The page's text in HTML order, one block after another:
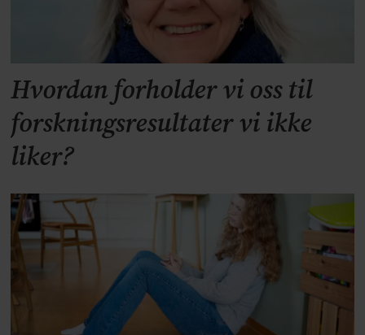
Hvordan forholder vi oss til
forskningsresultater vi ikke
liker?